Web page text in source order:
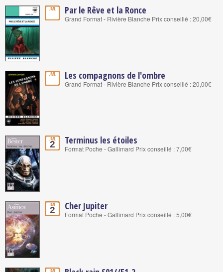
Jan. Par le Rêve et la Ronce
Grand Format - Rivière Blanche Prix conseillé : 20,00€
Jan. Les compagnons de l'ombre
Grand Format - Rivière Blanche Prix conseillé : 20,00€
Jan.
2 Terminus les étoiles
Format Poche - Gallimard Prix conseillé : 7,00€
Jan.
2 Cher Jupiter
Format Poche - Gallimard Prix conseillé : 5,00€